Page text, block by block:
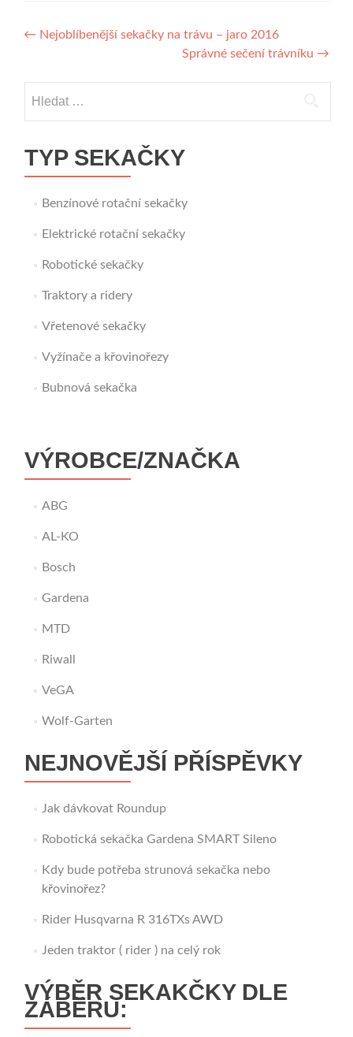
Navigace
příspěvek
← Nejoblíbenější sekačky na trávu – jaro 2016
Správné sečení trávníku →
TYP SEKAČKY
Benzínové rotační sekačky
Elektrické rotační sekačky
Robotické sekačky
Traktory a ridery
Vřetenové sekačky
Vyžínače a křovinořezy
Bubnová sekačka
VÝROBCE/ZNAČKA
ABG
AL-KO
Bosch
Gardena
MTD
Riwall
VeGA
Wolf-Garten
NEJNOVĚJŠÍ PŘÍSPĚVKY
Jak dávkovat Roundup
Robotická sekačka Gardena SMART Sileno
Kdy bude potřeba strunová sekačka nebo
křovinořez?
Rider Husqvarna R 316TXs AWD
Jeden traktor ( rider ) na celý rok
VÝBĚR SEKAKČKY DLE
ZÁBĚRU: